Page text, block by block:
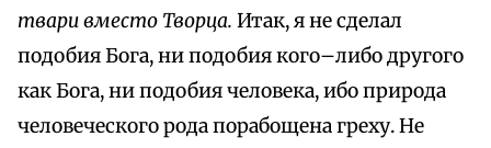
твари вместо Творца. Итак, я не сделал
подобия Бога, ни подобия кого–либо другого
как Бога, ни подобия человека, ибо природа
человеческого рода порабощена греху. Не